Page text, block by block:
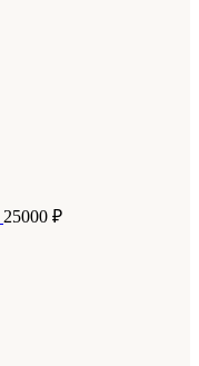
25000 ₽